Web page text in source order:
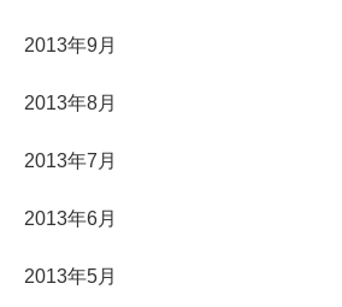
2013年9月
2013年8月
2013年7月
2013年6月
2013年5月